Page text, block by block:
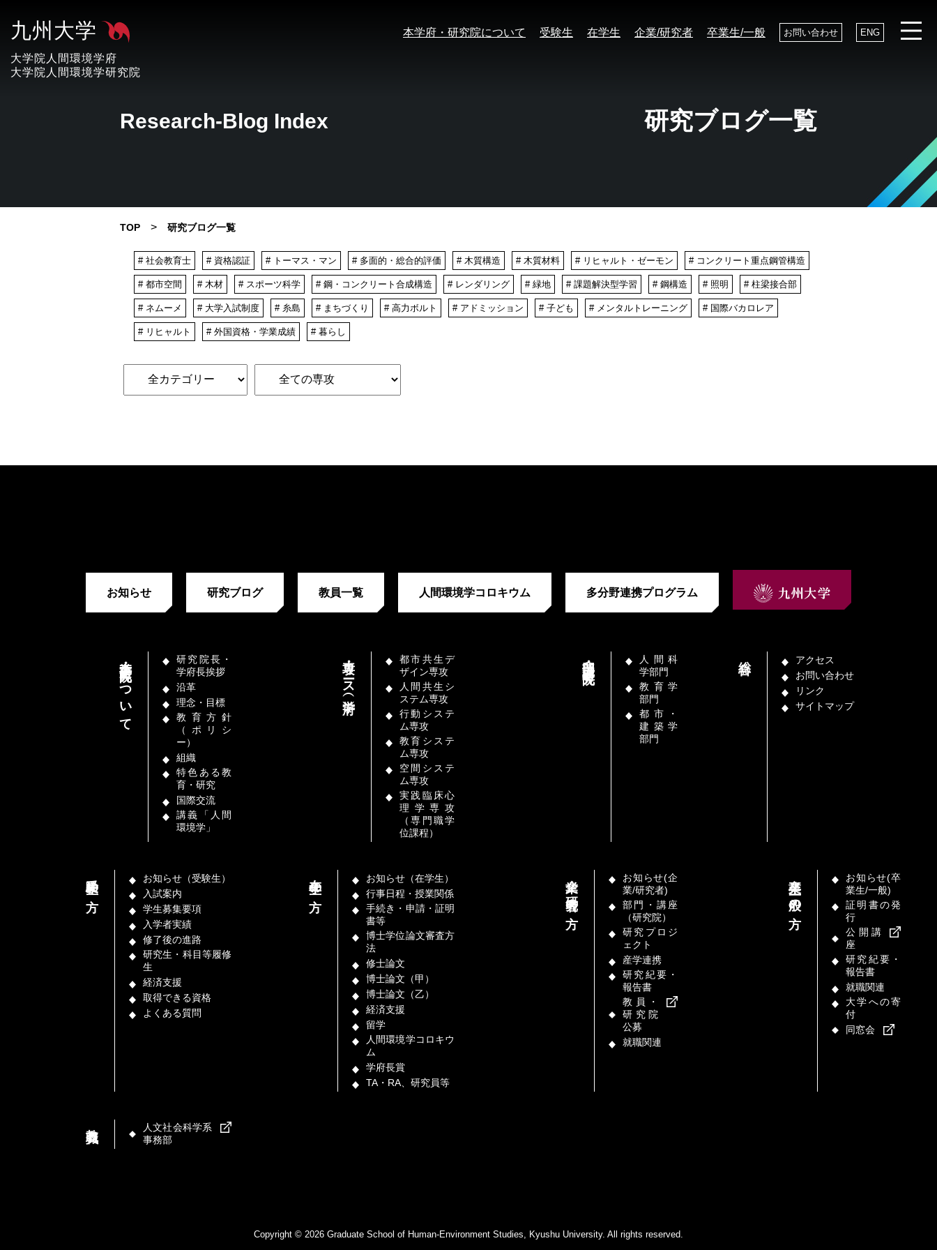
九州大学
大学院人間環境学府
大学院人間環境学研究院
本学府・研究院について 受験生 在学生 企業/研究者 卒業生/一般 お問い合わせ ENG
Research-Blog Index 研究ブログ一覧
TOP > 研究ブログ一覧
# 社会教育士 # 資格認証 # トーマス・マン # 多面的・総合的評価 # 木質構造 # 木質材料 # リヒャルト・ゼーモン # コンクリート重点鋼管構造
# 都市空間 # 木材 # スポーツ科学 # 鋼・コンクリート合成構造 # レンダリング # 緑地 # 課題解決型学習 # 鋼構造 # 照明 # 柱梁接合部
# ネムーメ # 大学入試制度 # 糸島 # まちづくり # 高力ボルト # アドミッション # 子ども # メンタルトレーニング # 国際バカロレア
# リヒャルト # 外国資格・学業成績 # 暮らし
お知らせ 研究ブログ 教員一覧 人間環境学コロキウム 多分野連携プログラム
本学府・研究院について
研究院長・
学府長挨拶
沿革
理念・目標
教育方針
（ポリシ
ー）
組織
特色ある教
育・研究
国際交流
講義「人間
環境学」
専攻・コース（学府）
都市共生デ
ザイン専攻
人間共生シ
ステム専攻
行動システ
ム専攻
教育システ
ム専攻
空間システ
ム専攻
実践臨床心
理学専攻
（専門職学
位課程）
部門・講座（研究院）
人間科
学部門
教育学
部門
都市・
建築学
部門
アクセス
お問い合わせ
リンク
サイトマップ
受験生の方
お知らせ（受験生）
入試案内
学生募集要項
入学者実績
修了後の進路
研究生・科目等履修
生
経済支援
取得できる資格
よくある質問
在学生の方
お知らせ（在学生）
行事日程・授業関係
手続き・申請・証明
書等
博士学位論文審査方
法
修士論文
博士論文（甲）
博士論文（乙）
経済支援
留学
人間環境学コロキウ
ム
学府長賞
TA・RA、研究員等
企業／研究者の方
お知らせ(企
業/研究者)
部門・講座
（研究院）
研究プロジ
ェクト
産学連携
研究紀要・
報告書
教員・
研究院
公募
就職関連
卒業生／一般の方
お知らせ(卒
業生/一般)
証明書の発
行
公開講
座
研究紀要・
報告書
就職関連
大学への寄
付
同窓会
人文社会科学系
事務部
Copyright © 2026 Graduate School of Human-Environment Studies, Kyushu University. All rights reserved.